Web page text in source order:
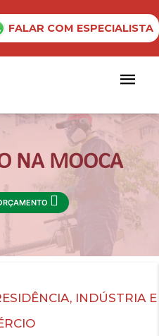
FALAR COM ESPECIALISTA
NA MOOCA
INDÚSTRIA E